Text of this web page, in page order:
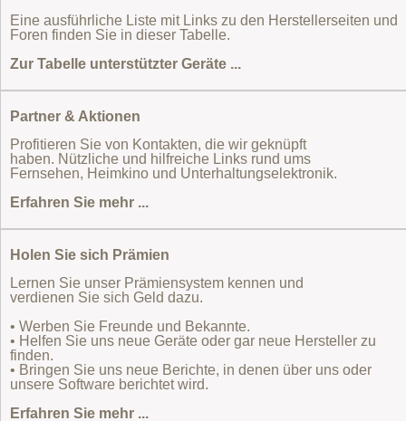
Eine ausführliche Liste mit Links zu den Herstellerseiten und
Foren finden Sie in dieser Tabelle.
Zur Tabelle unterstützter Geräte ...
Partner & Aktionen
Profitieren Sie von Kontakten, die wir geknüpft
haben. Nützliche und hilfreiche Links rund ums
Fernsehen, Heimkino und Unterhaltungselektronik.
Erfahren Sie mehr ...
Holen Sie sich Prämien
Lernen Sie unser Prämiensystem kennen und
verdienen Sie sich Geld dazu.
• Werben Sie Freunde und Bekannte.
• Helfen Sie uns neue Geräte oder gar neue Hersteller zu
finden.
• Bringen Sie uns neue Berichte, in denen über uns oder
unsere Software berichtet wird.
Erfahren Sie mehr ...